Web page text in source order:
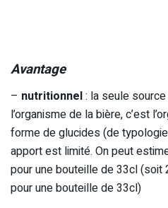
Avantage
– nutritionnel: la seule
l’organisme de la bière, c’est
forme de glucides (de
apport est limité. On peut
pour une bouteille de 33cl (soit
pour une bouteille de 33cl)